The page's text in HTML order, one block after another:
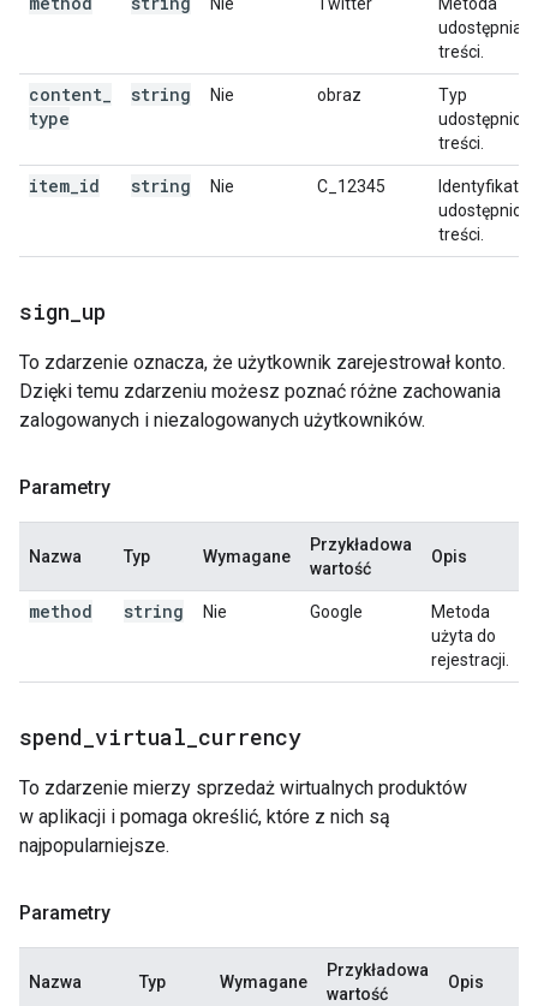
treści.
content
type
string Nie obraz
Typ
treści.
item id string Nie C_12345
Identyfikator
treści.
sign up
To zdarzenie oznacza, że użytkownik zarejestrował konto.
Dzięki temu zdarzeniu możesz poznać różne zachowania
zalogowanych i niezalogowanych użytkowników.
Parametry
Nazwa Typ Wymagane
Przykładowa
wartość
Opis
method string Nie Google
Metoda
użyta do
rejestracji.
spend virtual currency
To zdarzenie mierzy sprzedaż wirtualnych produktów
w aplikacji i pomaga określić, które z nich są
najpopularniejsze.
Parametry
Nazwa Typ Wymagane
Przykładowa
wartość
Opis